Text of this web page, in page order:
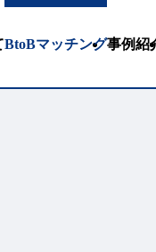
BtoBマッチング事例紹